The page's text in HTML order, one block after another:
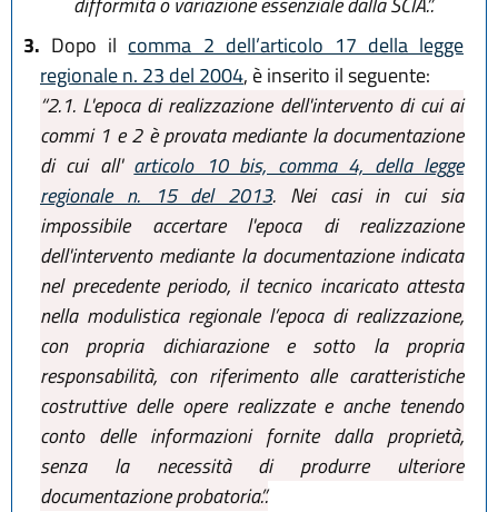
3. Dopo il comma 2 dell’articolo 17 della legge
regionale n. 23 del 2004, è inserito il seguente:
“2.1. L'epoca di realizzazione dell'intervento di cui ai
commi 1 e 2 è provata mediante la documentazione
di cui all' articolo 10 bis, comma 4, della legge
regionale n. 15 del 2013. Nei casi in cui sia
impossibile accertare l'epoca di realizzazione
dell'intervento mediante la documentazione indicata
nel precedente periodo, il tecnico incaricato attesta
nella modulistica regionale l’epoca di realizzazione,
con propria dichiarazione e sotto la propria
responsabilità, con riferimento alle caratteristiche
costruttive delle opere realizzate e anche tenendo
conto delle informazioni fornite dalla proprietà,
senza la necessità di produrre ulteriore
documentazione probatoria.”.